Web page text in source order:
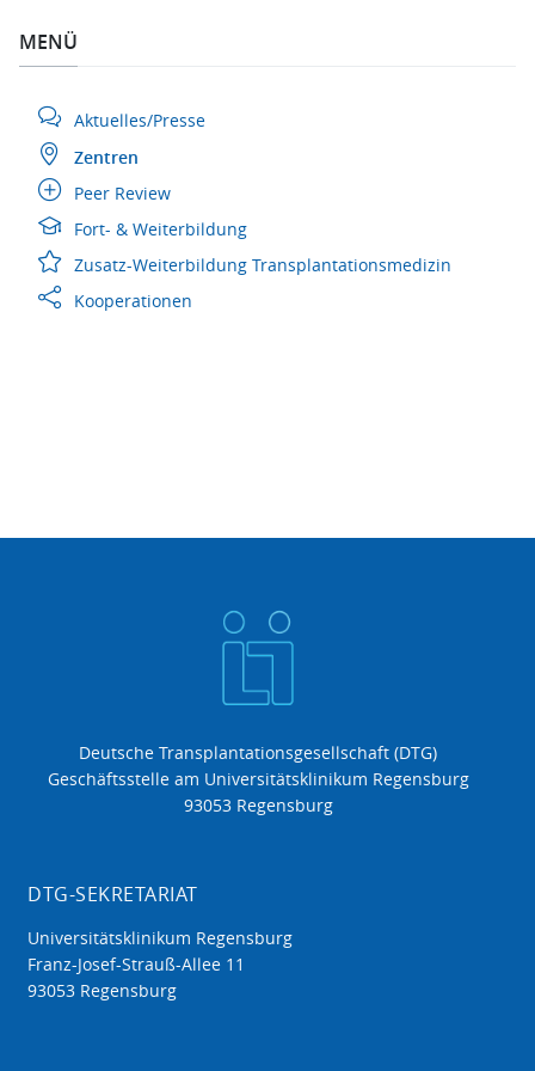
MENÜ
Aktuelles/Presse
Zentren
Peer Review
Fort- & Weiterbildung
Zusatz-Weiterbildung Transplantationsmedizin
Kooperationen
Deutsche Transplantationsgesellschaft (DTG)
Geschäftsstelle am Universitätsklinikum Regensburg
93053 Regensburg
DTG-SEKRETARIAT
Universitätsklinikum Regensburg
Franz-Josef-Strauß-Allee 11
93053 Regensburg